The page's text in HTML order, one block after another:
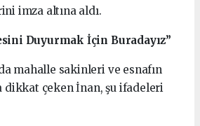
imza altına aldı.
Duyurmak İçin Buradayız”
mahalle sakinleri ve esnafın
dikkat çeken İnan, şu ifadeleri